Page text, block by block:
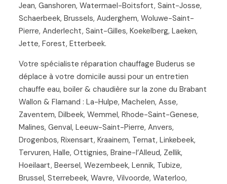
Jean, Ganshoren, Watermael-Boitsfort, Saint-Josse,
Schaerbeek, Brussels, Auderghem, Woluwe-Saint-
Pierre, Anderlecht, Saint-Gilles, Koekelberg, Laeken,
Jette, Forest, Etterbeek.
Votre spécialiste réparation chauffage Buderus se
déplace à votre domicile aussi pour un entretien
chauffe eau, boiler & chaudière sur la zone du Brabant
Wallon & Flamand : La-Hulpe, Machelen, Asse,
Zaventem, Dilbeek, Wemmel, Rhode-Saint-Genese,
Malines, Genval, Leeuw-Saint-Pierre, Anvers,
Drogenbos, Rixensart, Kraainem, Ternat, Linkebeek,
Tervuren, Halle, Ottignies, Braine-l’Alleud, Zellik,
Hoeilaart, Beersel, Wezembeek, Lennik, Tubize,
Brussel, Sterrebeek, Wavre, Vilvoorde, Waterloo,